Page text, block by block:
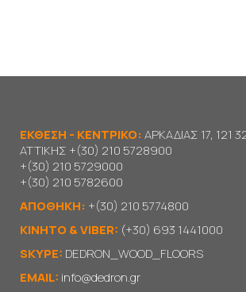
ΕΚΘΕΣΗ - ΚΕΝΤΡΙΚΟ:ΑΡΚΑΔΙΑΣ 17, 121
ΑΤΤΙΚΗΣ +(30) 210 5728900
+(30) 210 5729000
+(30) 210 5782600
ΑΠΟΘΗΚΗ: +(30) 210 5774800
KΙΝΗΤΟ & VIBER: (+30) 693 1441000
SKYPE: DEDRON_WOOD_FLOORS
EMAIL: info@dedron.gr